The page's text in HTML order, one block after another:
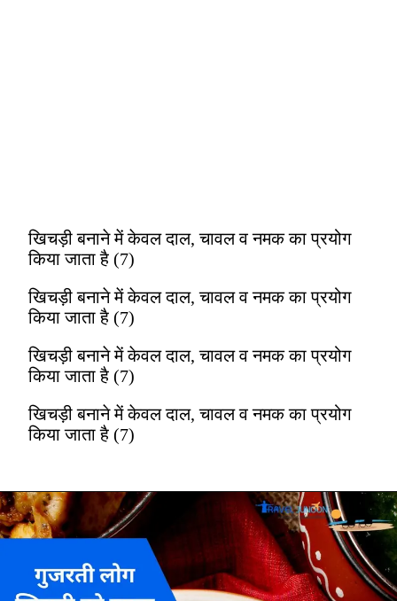
खिचड़ी बनाने में केवल दाल, चावल व नमक का प्रयोग
किया जाता है (7)
खिचड़ी बनाने में केवल दाल, चावल व नमक का प्रयोग
किया जाता है (7)
खिचड़ी बनाने में केवल दाल, चावल व नमक का प्रयोग
किया जाता है (7)
खिचड़ी बनाने में केवल दाल, चावल व नमक का प्रयोग
किया जाता है (7)